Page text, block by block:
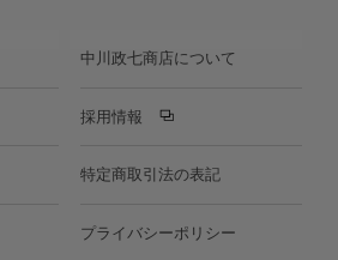
中川政七商店について
採用情報
特定商取引法の表記
プライバシーポリシー